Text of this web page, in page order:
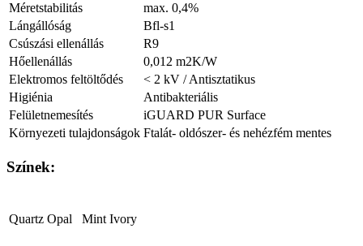
Méretstabilitás
max. 0,4%
Lángállóság
Bfl-s1
Csúszási ellenállás
R9
Hőellenállás
0,012 m2K/W
Elektromos feltöltődés
< 2 kV / Antisztatikus
Higiénia
Antibakteriális
Felületnemesítés
iGUARD PUR Surface
Környezeti tulajdonságok Ftalát- oldószer- és nehézfém mentes
Színek:
Quartz Opal Mint Ivory